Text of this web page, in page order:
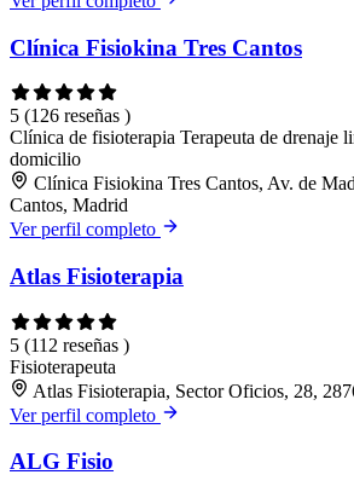
Clínica Fisiokina Tres Cantos
5 (126 reseñas )
Clínica de fisioterapia Terapeuta de drenaje
domicilio
Clínica Fisiokina Tres Cantos, Av. de
Cantos, Madrid
Ver perfil completo
Atlas Fisioterapia
5 (112 reseñas )
Fisioterapeuta
Atlas Fisioterapia, Sector Oficios, 28,
Ver perfil completo
ALG Fisio